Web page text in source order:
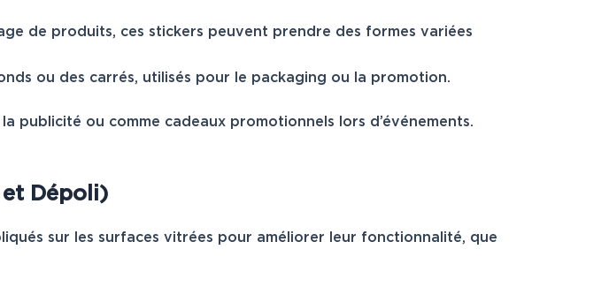
de produits, ces stickers peuvent prendre des formes variées
ou des carrés, utilisés pour le packaging ou la promotion.
publicité ou comme cadeaux promotionnels lors d’événements.
Dépoli)
sur les surfaces vitrées pour améliorer leur fonctionnalité, que